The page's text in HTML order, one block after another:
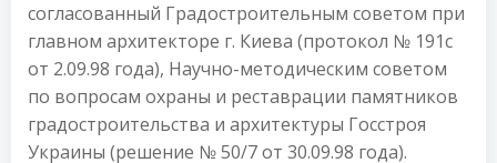
согласованный Градостроительным советом при
главном архитекторе г. Киева (протокол № 191с
от 2.09.98 года), Научно-методическим советом
по вопросам охраны и реставрации памятников
градостроительства и архитектуры Госстроя
Украины (решение № 50/7 от 30.09.98 года).